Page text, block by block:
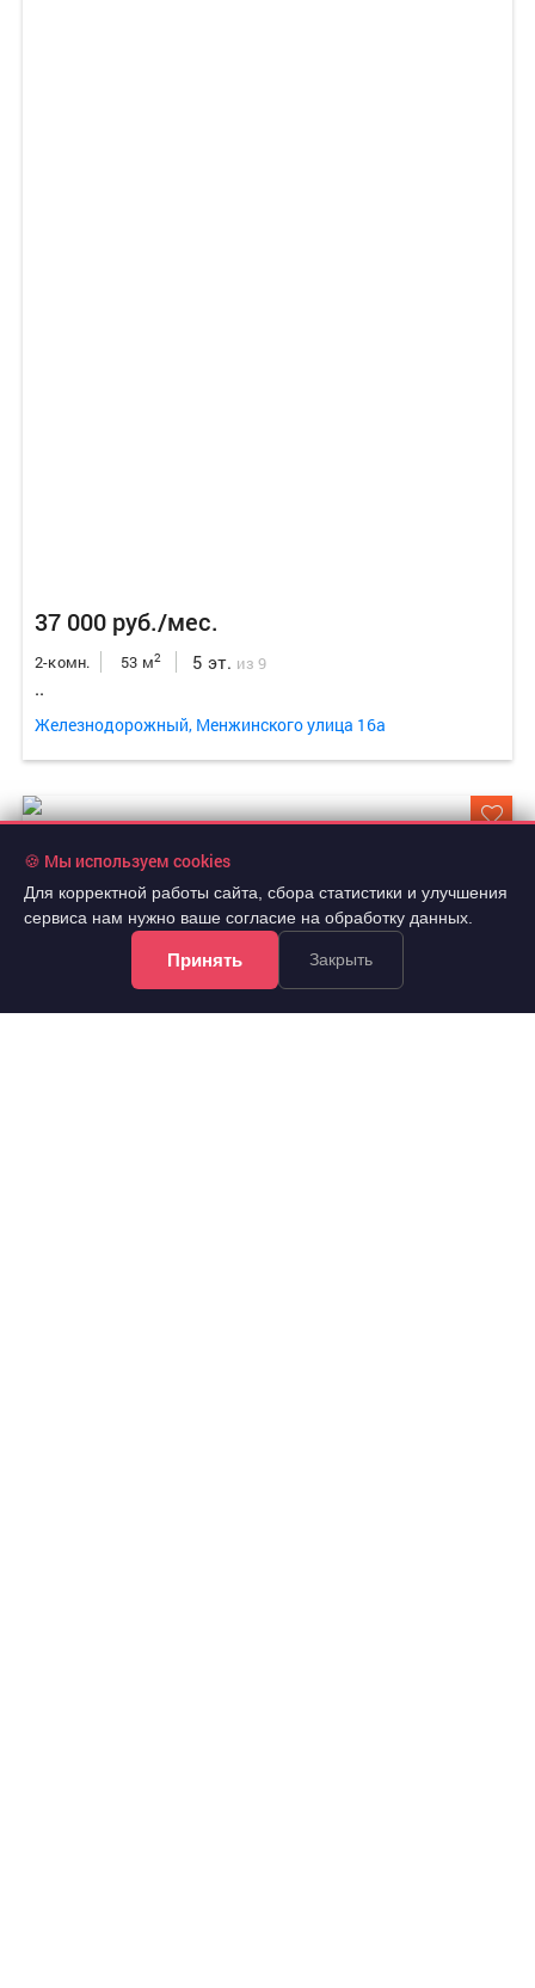
37 000 руб./мес.
2-комн. 53 м2 5 эт. из 9
..
Железнодорожный, Менжинского улица 16а
🍪 Мы используем cookies
Для корректной работы сайта, сбора статистики и улучшения
сервиса нам нужно ваше согласие на обработку данных.
Принять Закрыть